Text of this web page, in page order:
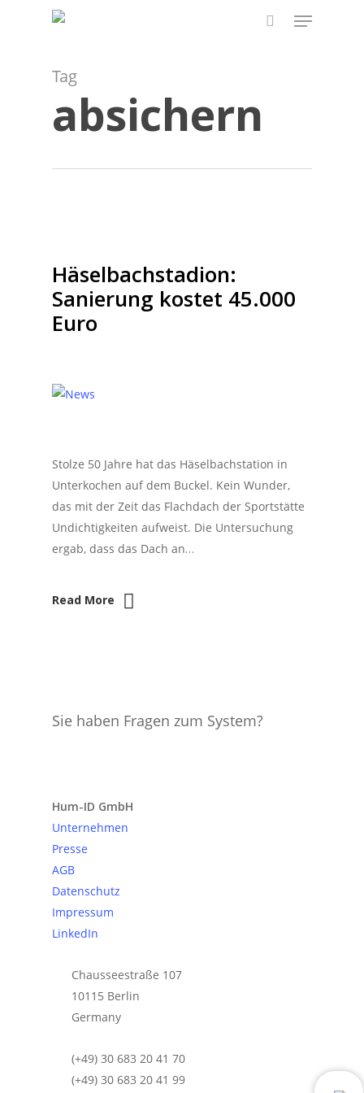
Menu
Tag
absichern
Häselbachstadion:
Sanierung kostet 45.000
Euro
Stolze 50 Jahre hat das Häselbachstation in
Unterkochen auf dem Buckel. Kein Wunder,
das mit der Zeit das Flachdach der Sportstätte
Undichtigkeiten aufweist. Die Untersuchung
ergab, dass das Dach an…
Read More
Sie haben Fragen zum System?
Hum-ID GmbH
Unternehmen
Presse
AGB
Datenschutz
Impressum
LinkedIn
Chausseestraße 107
10115 Berlin
Germany
(+49) 30 683 20 41 70
(+49) 30 683 20 41 99